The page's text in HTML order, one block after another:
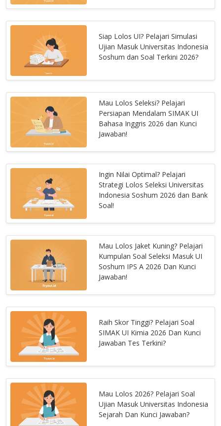
Siap Lolos UI? Pelajari Simulasi
Ujian Masuk Universitas Indonesia
Soshum dan Soal Terkini 2026?
Mau Lolos Seleksi? Pelajari
Persiapan Mendalam SIMAK UI
Bahasa Inggris 2026 dan Kunci
Jawaban!
Ingin Nilai Optimal? Pelajari
Strategi Lolos Seleksi Universitas
Indonesia Soshum 2026 dan Bank
Soal!
Mau Lolos Jaket Kuning? Pelajari
Kumpulan Soal Seleksi Masuk UI
Soshum IPS A 2026 Dan Kunci
Jawaban!
Raih Skor Tinggi? Pelajari Soal
SIMAK UI Kimia 2026 Dan Kunci
Jawaban Tes Terkini?
Mau Lolos 2026? Pelajari Soal
Ujian Masuk Universitas Indonesia
Sejarah Dan Kunci Jawaban?